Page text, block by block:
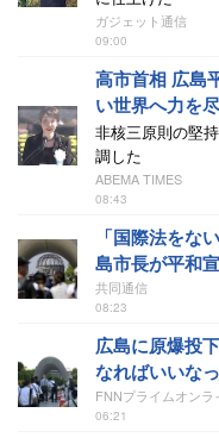
ガジェット通信
09:00
高市首相 広島
い世界へ力を
非核三原則の堅
調した
ABEMA TIMES
08:43
「国際法をな
島市長が平和
共同通信
08:23
広島に原爆投
なればいいな
FNNプライムオンラ
06:21